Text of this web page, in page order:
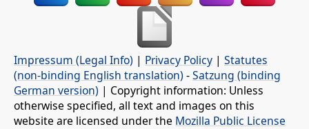
Impressum (Legal Info) | Privacy Policy | Statutes
(non-binding English translation) -Satzung (binding
German version) | Copyright information: Unless
otherwise specified, all text and images on this
website are licensed under the Mozilla Public License